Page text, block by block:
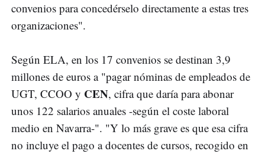
convenios para concedérselo directamente a estas tres
organizaciones".
Según ELA, en los 17 convenios se destinan 3,9
millones de euros a "pagar nóminas de empleados de
UGT, CCOO y CEN, cifra que daría para abonar
unos 122 salarios anuales -según el coste laboral
medio en Navarra-". "Y lo más grave es que esa cifra
no incluye el pago a docentes de cursos, recogido en